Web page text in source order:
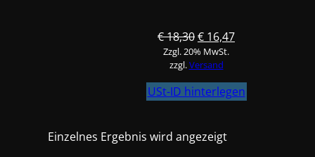
€18,30Ursprünglicher
Preis
war:
€ 18,30
€ 16,47Aktueller
€ 16,47.
Zzgl. 20% MwSt.
zzgl.Versand
USt-ID hinterlegen
Einzelnes Ergebnis wird angezeigt